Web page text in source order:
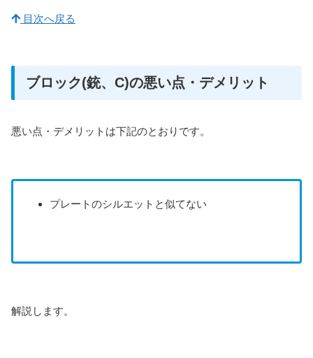
目次へ戻る
ブロック(銃、C)の悪い点・デメリット
悪い点・デメリットは下記のとおりです。
プレートのシルエットと似てない
解説します。